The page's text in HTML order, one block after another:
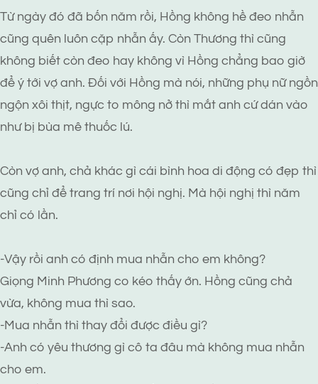
Từ ngày đó đã bốn năm rồi, Hồng không hề đeo nhẫn
cũng quên luôn cặp nhẫn ấy. Còn Thương thì cũng
không biết còn đeo hay không vì Hồng chẳng bao giờ
để ý tới vợ anh. Đối với Hồng mà nói, những phụ nữ ngồn
ngộn xôi thịt, ngực to mông nở thì mắt anh cứ dán vào
như bị bùa mê thuốc lú.
Còn vợ anh, chả khác gì cái bình hoa di động có đẹp thì
cũng chỉ để trang trí nơi hội nghị. Mà hội nghị thì năm
chỉ có lần.
-Vậy rồi anh có định mua nhẫn cho em không?
Giọng Minh Phương co kéo thấy ớn. Hồng cũng chả
vừa, không mua thì sao.
-Mua nhẫn thì thay đổi được điều gì?
-Anh có yêu thương gì cô ta đâu mà không mua nhẫn
cho em.